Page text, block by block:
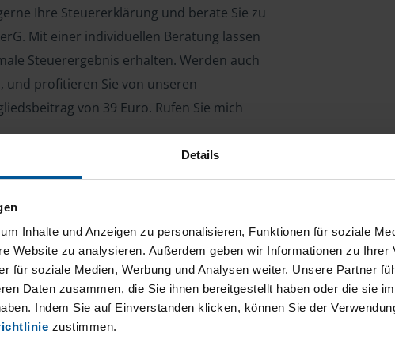
Details
Inhalte und Anzeigen zu personalisieren, Funktionen für soziale
Website zu analysieren. Außerdem geben wir Informationen zu Ihrer
für soziale Medien, Werbung und Analysen weiter. Unsere Partner
Daten zusammen, die Sie ihnen bereitgestellt haben oder die sie
Indem Sie auf Einverstanden klicken, können Sie der
zustimmen.
Ihre Steuererklärung und berate Sie zu
Mit einer individuellen Beratung lassen
Steuerergebnis erhalten. Werden auch
und profitieren Sie von unseren
von 39 Euro. Rufen Sie mich
für Arbeitnehmer, Beamte, Auszubildende,
Steuerberatungsgesetz (StBerG). Auch bei Einkünften
Fällen der geeignete Dienstleister für Sie.
Tätigkeit und umsatzsteuerpflichtigen